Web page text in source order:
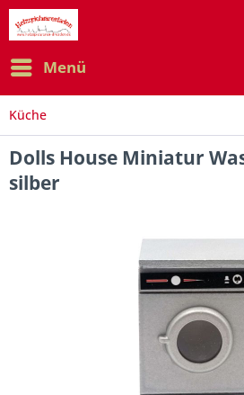
Menü
Küche
Dolls House Miniatur
silber